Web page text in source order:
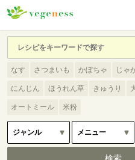
なす さつまいも かぼちゃ じゃ
にんじん ほうれん草 きゅうり
オートミール 米粉